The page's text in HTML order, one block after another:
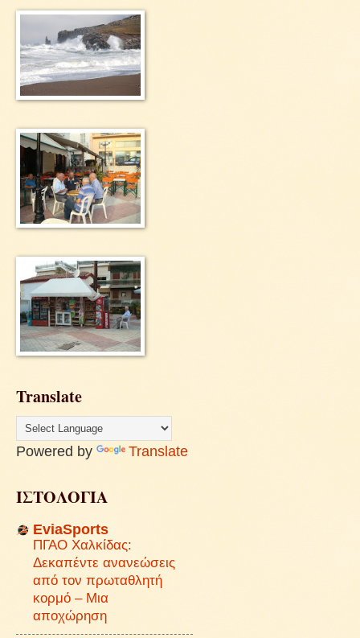
Translate
Powered by Translate
ΙΣΤΟΛΟΓΙΑ
EviaSports
ΠΓΑΟ Χαλκίδας:
Δεκαπέντε ανανεώσεις
από τον πρωταθλητή
κορμό – Μια
αποχώρηση